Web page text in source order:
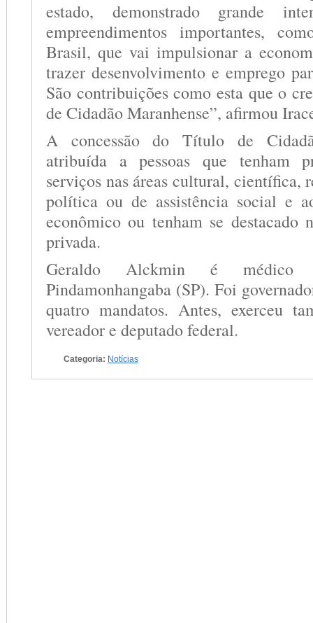
estado, demonstrado grande
empreendimentos importantes,
Brasil, que vai impulsionar a
trazer desenvolvimento e emprego
São contribuições como esta que o
de Cidadão Maranhense”, afirmou
A concessão do Título de
atribuída a pessoas que tenham
serviços nas áreas cultural, científica,
política ou de assistência social e
econômico ou tenham se destacado
privada.
Geraldo Alckmin é
Pindamonhangaba (SP). Foi
quatro mandatos. Antes, exerceu
vereador e deputado federal.
Categoria: Notícias